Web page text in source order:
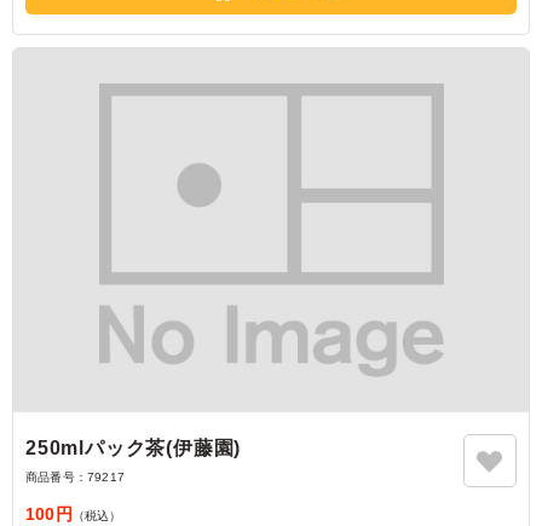
250mlパック茶(伊藤園)
商品番号： 79217
100円 （税込）